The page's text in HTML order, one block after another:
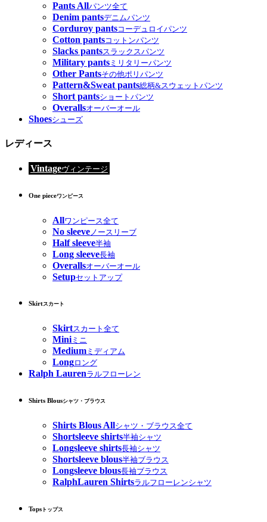
Pants Allパンツ全て
Denim pantsデニムパンツ
Corduroy pantsコーデュロイパンツ
Cotton pantsコットンパンツ
Slacks pantsスラックスパンツ
Military pants ミリタリーパンツ
Other Pantsその他ポリパンツ
Pattern&Sweat pants総柄&スウェットパンツ
Short pantsショートパンツ
Overallsオーバーオール
Shoesシューズ
レディース
Vintageヴィンテージ
One pieceワンピース
Allワンピース全て
No sleeve ノースリーブ
Half sleeve半袖
Long sleeve長袖
Overallsオーバーオール
Setupセットアップ
Skirtスカート
Skirtスカート全て
Miniミニ
Medium ミディアム
Longロング
Ralph Laurenラルフローレン
Shirts Blousシャツ・ブラウス
Shirts Blous Allシャツ・ブラウス全て
Shortsleeve shirts半袖シャツ
Longsleeve shirts長袖シャツ
Shortsleeve blous半袖ブラウス
Longsleeve blous長袖ブラウス
RalphLauren Shirtsラルフローレンシャツ
Tops トップス